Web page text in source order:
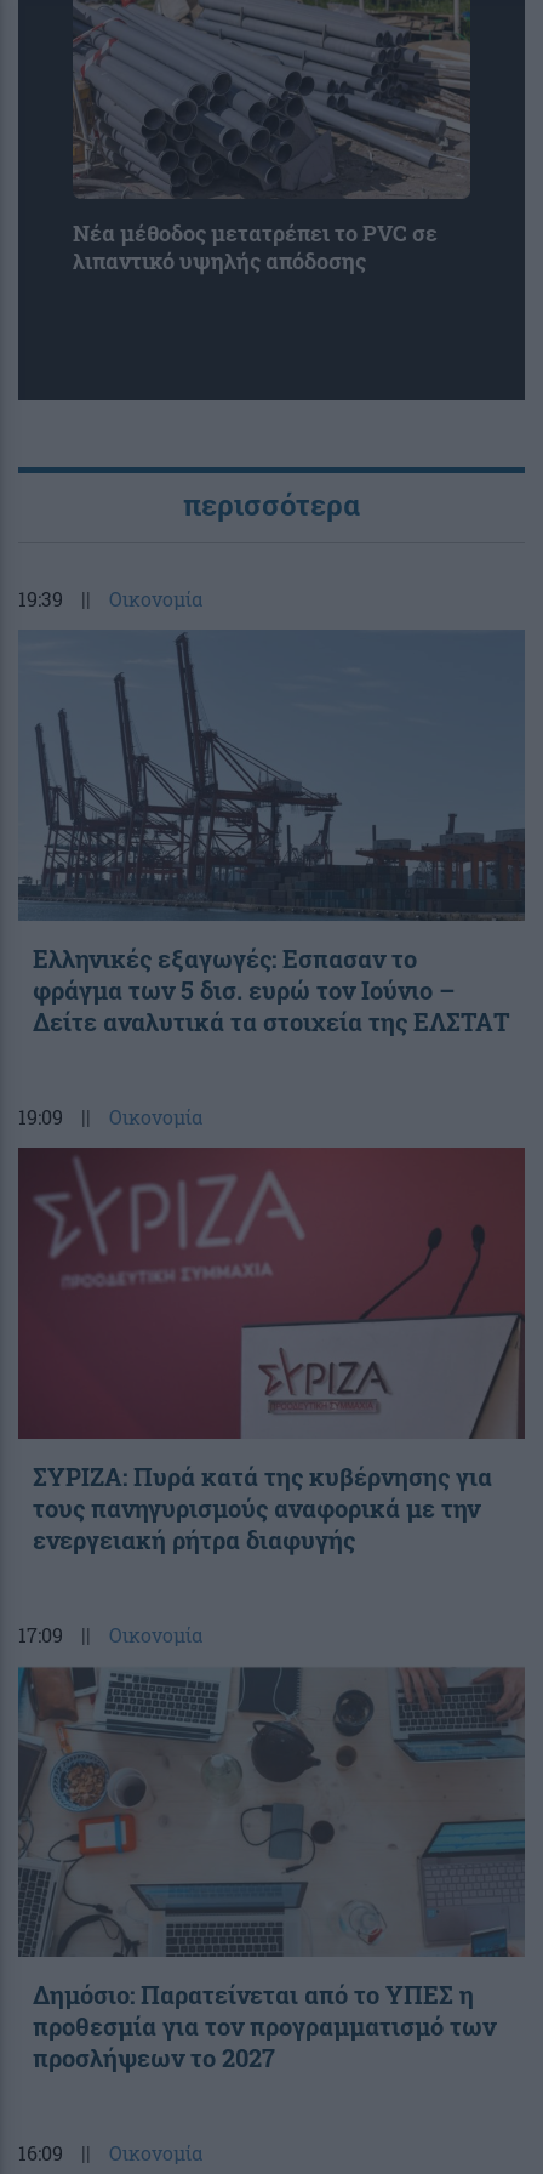
Νέα μέθοδος μετατρέπει το PVC σε
λιπαντικό υψηλής απόδοσης
περισσότερα
19:39 || Οικονομία
Ελληνικές εξαγωγές: Εσπασαν το
φράγμα των 5 δισ. ευρώ τον Ιούνιο –
Δείτε αναλυτικά τα στοιχεία της ΕΛΣΤΑΤ
19:09 || Οικονομία
ΣΥΡΙΖΑ: Πυρά κατά της κυβέρνησης για
τους πανηγυρισμούς αναφορικά με την
ενεργειακή ρήτρα διαφυγής
17:09 || Οικονομία
Δημόσιο: Παρατείνεται από το ΥΠΕΣ η
προθεσμία για τον προγραμματισμό των
προσλήψεων το 2027
16:09 || Οικονομία